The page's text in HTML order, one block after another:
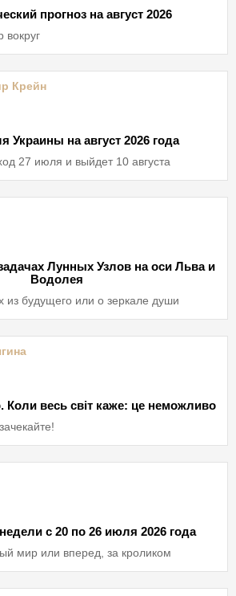
прогноз на август 2026
вокруг
Крейн
Украины на август 2026 года
27 июля и выйдет 10 августа
Лунных Узлов на оси Льва и
Водолея
из будущего или о зеркале души
Коли весь світ каже: це неможливо
с 20 по 26 июля 2026 года
мир или вперед, за кроликом